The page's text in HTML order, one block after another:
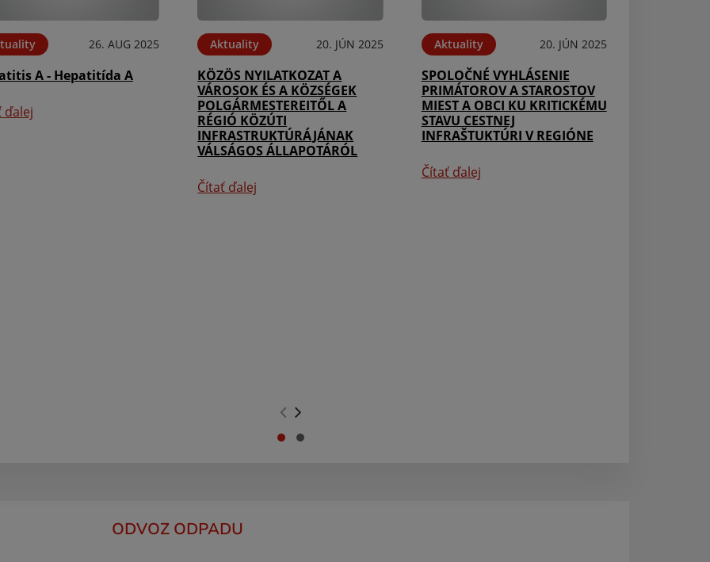
26. AUG 2025
A - Hepatitída A
ďalej
Aktuality 20. JÚN 2025
KÖZÖS NYILATKOZAT A
VÁROSOK ÉS A KÖZSÉGEK
POLGÁRMESTEREITŐL A
RÉGIÓ KÖZÚTI
INFRASTRUKTÚRÁJÁNAK
VÁLSÁGOS ÁLLAPOTÁRÓL
Čítať ďalej
Aktuality 20. JÚN 2025
SPOLOČNÉ VYHLÁSENIE
PRIMÁTOROV A STAROSTOV
MIEST A OBCI KU KRITICKÉMU
STAVU CESTNEJ
INFRAŠTUKTÚRI V REGIÓNE
Čítať ďalej
ODVOZ ODPADU